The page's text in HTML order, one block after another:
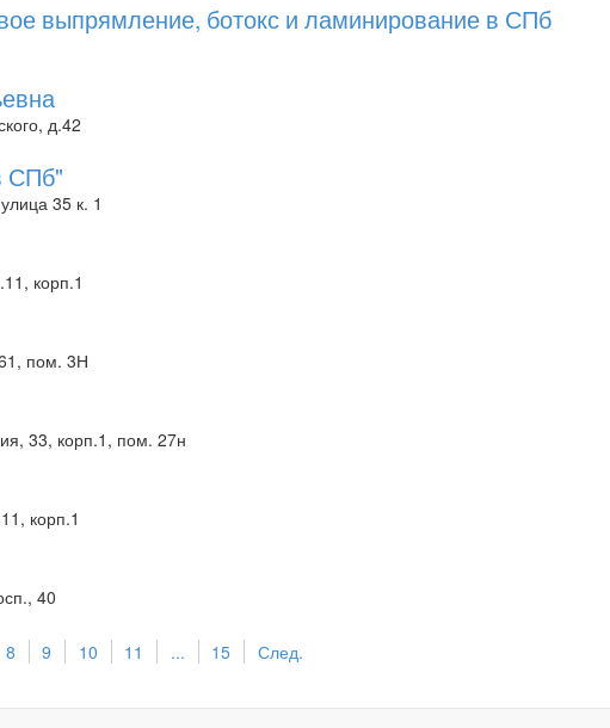
выпрямление, ботокс и ламинирование в СПб
д.42
СПб"
35 к. 1
корп.1
пом. 3Н
33, корп.1, пом. 27н
корп.1
40
8 9 10 11 ... 15 След.